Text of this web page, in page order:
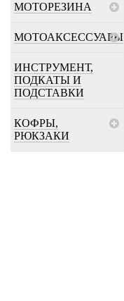
МОТОРЕЗИНА
МОТОАКСЕССУАРЫ
ИНСТРУМЕНТ,
ПОДКАТЫ И
ПОДСТАВКИ
КОФРЫ,
РЮКЗАКИ